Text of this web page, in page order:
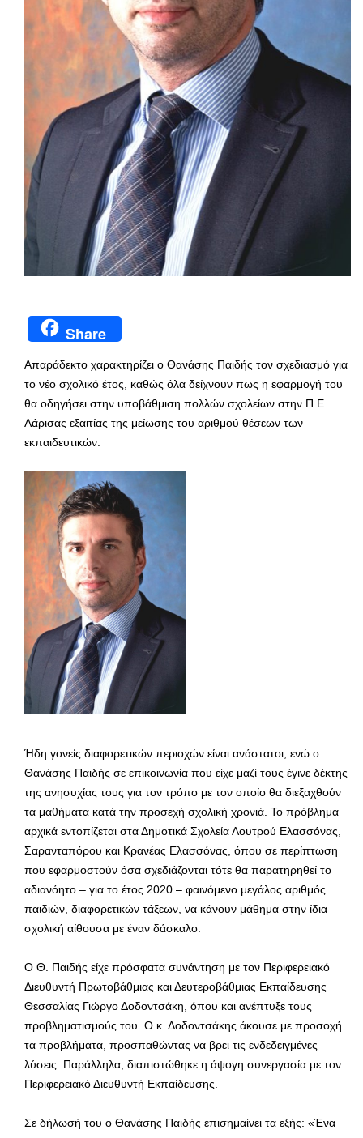
Share
Απαράδεκτο χαρακτηρίζει ο Θανάσης Παιδής τον σχεδιασμό για
το νέο σχολικό έτος, καθώς όλα δείχνουν πως η εφαρμογή του
θα οδηγήσει στην υποβάθμιση πολλών σχολείων στην Π.Ε.
Λάρισας εξαιτίας της μείωσης του αριθμού θέσεων των
εκπαιδευτικών.
Ήδη γονείς διαφορετικών περιοχών είναι ανάστατοι, ενώ ο
Θανάσης Παιδής σε επικοινωνία που είχε μαζί τους έγινε δέκτης
της ανησυχίας τους για τον τρόπο με τον οποίο θα διεξαχθούν
τα μαθήματα κατά την προσεχή σχολική χρονιά. Το πρόβλημα
αρχικά εντοπίζεται στα Δημοτικά Σχολεία Λουτρού Ελασσόνας,
Σαρανταπόρου και Κρανέας Ελασσόνας, όπου σε περίπτωση
που εφαρμοστούν όσα σχεδιάζονται τότε θα παρατηρηθεί το
αδιανόητο – για το έτος 2020 – φαινόμενο μεγάλος αριθμός
παιδιών, διαφορετικών τάξεων, να κάνουν μάθημα στην ίδια
σχολική αίθουσα με έναν δάσκαλο.
Ο Θ. Παιδής είχε πρόσφατα συνάντηση με τον Περιφερειακό
Διευθυντή Πρωτοβάθμιας και Δευτεροβάθμιας Εκπαίδευσης
Θεσσαλίας Γιώργο Δοδοντσάκη, όπου και ανέπτυξε τους
προβληματισμούς του. Ο κ. Δοδοντσάκης άκουσε με προσοχή
τα προβλήματα, προσπαθώντας να βρει τις ενδεδειγμένες
λύσεις. Παράλληλα, διαπιστώθηκε η άψογη συνεργασία με τον
Περιφερειακό Διευθυντή Εκπαίδευσης.
Σε δήλωσή του ο Θανάσης Παιδής επισημαίνει τα εξής: «Ένα